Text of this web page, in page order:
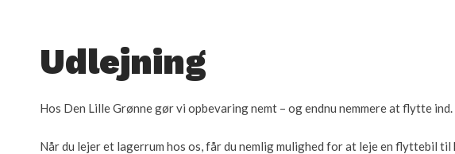
Udlejning​
Hos Den Lille Grønne gør vi opbevaring nemt – og endnu nemmere at flytte ind.
Når du lejer et lagerrum hos os, får du nemlig mulighed for at leje en flyttebil til